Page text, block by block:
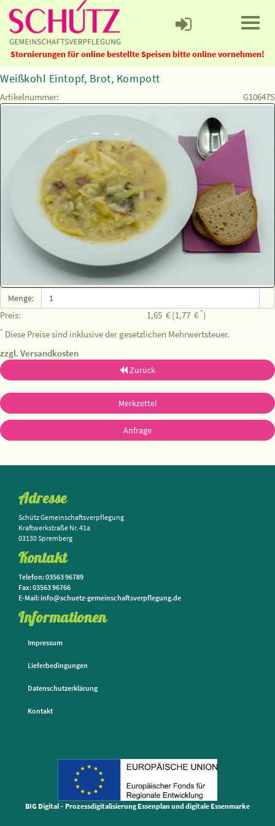
Stornierungen für online bestellte Speisen bitte online vornehmen!
Weißkohl Eintopf, Brot, Kompott
Artikelnummer: G10647S
Menge:
Preis: 1,65 € (1,77 € *)
* Diese Preise sind inklusive der gesetzlichen Mehrwertsteuer.
zzgl. Versandkosten
Zurück
Merkzettel
Anfrage
Adresse
Schütz Gemeinschaftsverpflegung
Kraftwerkstraße Nr. 41a
03130 Spremberg
Kontakt
Telefon: 03563 96789
Fax: 03563 96766
E-Mail: info@schuetz-gemeinschaftsverpflegung.de
Informationen
Impressum
Lieferbedingungen
Datenschutzerklärung
Kontakt
BIG Digital – Prozessdigitalisierung Essenplan und digitale Essenmarke